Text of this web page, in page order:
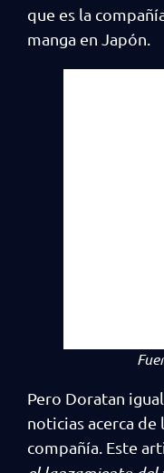
que es la
manga en Japón.
Pero Doratan
noticias acerca de
compañía. Este